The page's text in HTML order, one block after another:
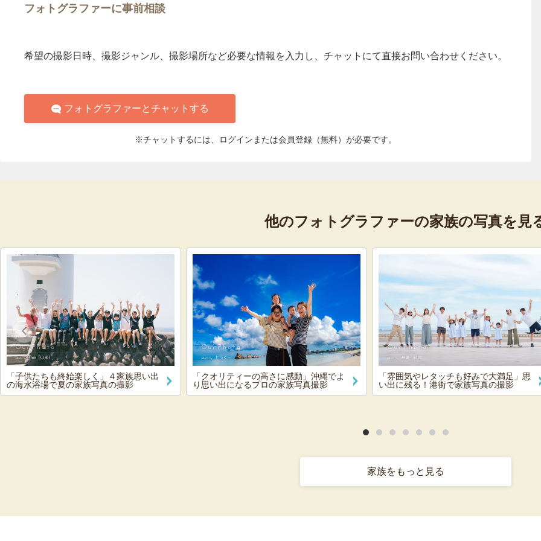
フォトグラファーに事前相談
希望の撮影日時、撮影ジャンル、撮影場所など必要な情報を入力し、チャットにて直接お問い合わせください。
フォトグラファーとチャットする
※チャットするには、ログインまたは会員登録（無料）が必要です。
他のフォトグラファーの家族の写真を見
「子供たちも終始楽しく」４家族思い出
の海水浴場で夏の家族写真の撮影
「クオリティーの高さに感動」沖縄でよ
り思い出になるプロの家族写真撮影
「雰囲気やレタッチも好みで大満足」思
い出に残る！港街で家族写真の撮影
家族をもっと見る